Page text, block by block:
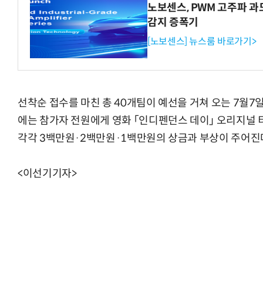
노보센스, PWM 고주파
감지 증폭기
[노보센스] 뉴스룸 바로가기>
선착순 접수를 마친 총 40개팀이 예선을 거쳐 오는 7월7
에는 참가자 전원에게 영화 「인디펜던스 데이」 오리지
각각 3백만원·2백만원·1백만원의 상금과 부상이 주어진
<이선기기자>